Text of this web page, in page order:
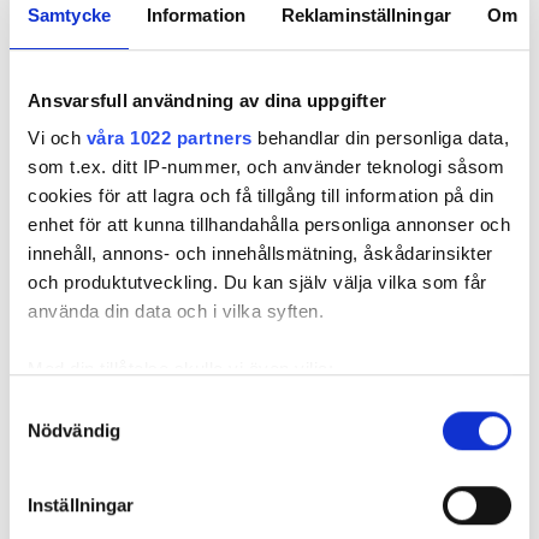
Samtycke Information Reklaminställningar Om
Ansvarsfull användning av dina uppgifter
Vi och våra 1022 partners behandlar din personliga data,
som t.ex. ditt IP-nummer, och använder teknologi såsom
cookies för att lagra och få tillgång till information på din
enhet för att kunna tillhandahålla personliga annonser och
innehåll, annons- och innehållsmätning, åskådarinsikter
och produktutveckling. Du kan själv välja vilka som får
använda din data och i vilka syften.
som kan ha en noggrannhet på upp till flera meter
Ta reda på mer om hur dina personliga uppgifter
Nödvändig
Inställningar
Rekorduppgång
för grossisterna i
spåren av
prishöjningarna
”Större
coronaeffekt i
Stockholm”
Grattis
tårtfrossa